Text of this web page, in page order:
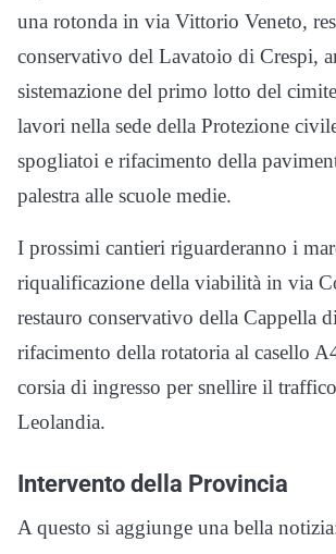
una rotonda in via Vittorio Veneto,
conservativo del Lavatoio di Crespi,
sistemazione del primo lotto del
lavori nella sede della Protezione
spogliatoi e rifacimento della
palestra alle scuole medie.
I prossimi cantieri riguarderanno i
riqualificazione della viabilità in via
restauro conservativo della Cappella
rifacimento della rotatoria al casello
corsia di ingresso per snellire il
Leolandia.
Intervento della Provincia
A questo si aggiunge una bella